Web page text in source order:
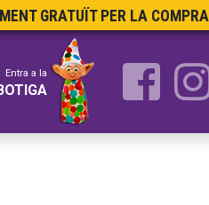
GRATUÏT PER LA
Entra a la